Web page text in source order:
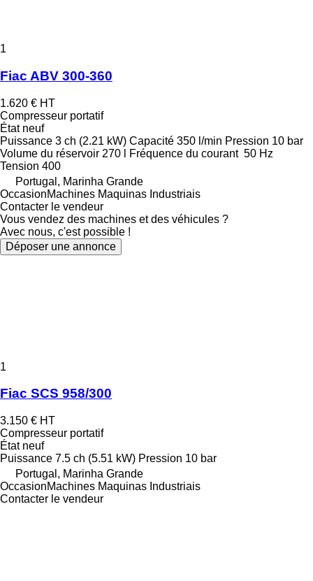
1
Fiac ABV 300-360
1.620 € HT
Compresseur portatif
Étatneuf
Puissance 3 ch (2.21 kW) Capacité 350 l/min Pression 10 bar
Volume du réservoir 270 l Fréquence du courant 50 Hz
Tension 400
Portugal, Marinha Grande
OccasionMachines Maquinas Industriais
Contacter le vendeur
Vous vendez des machines et des véhicules ?
Avec nous, c'est possible !
Déposer une annonce
1
Fiac SCS 958/300
3.150 € HT
Compresseur portatif
Étatneuf
Puissance 7.5 ch (5.51 kW) Pression 10 bar
Portugal, Marinha Grande
OccasionMachines Maquinas Industriais
Contacter le vendeur